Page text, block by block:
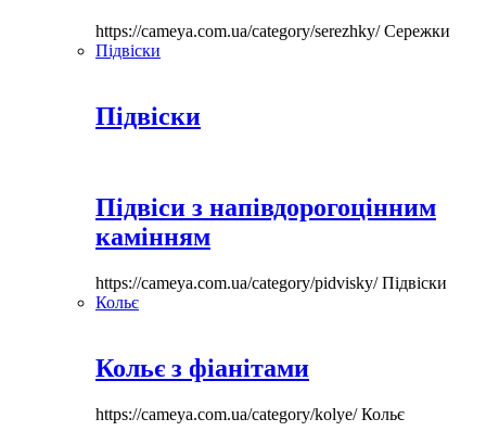
https://cameya.com.ua/category/serezhky/Сережки
Підвіски
Підвіски
Підвіси з напівдорогоцінним
камінням
https://cameya.com.ua/category/pidvisky/Підвіски
Кольє
Кольє з фіанітами
https://cameya.com.ua/category/kolye/Кольє